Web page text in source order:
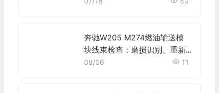
奔驰W205 M274燃油输送模
块线束检查：磨损识别、重新
敷设与密封恢复
08/06 11